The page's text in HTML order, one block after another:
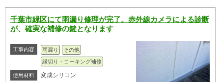
千葉市緑区にて雨漏り修理が完了。赤外線カメラによる診断
が、確実な補修の鍵となります
工事内容 雨漏り
その他
縁切り・コーキング補修
使用材料 変成シリコン